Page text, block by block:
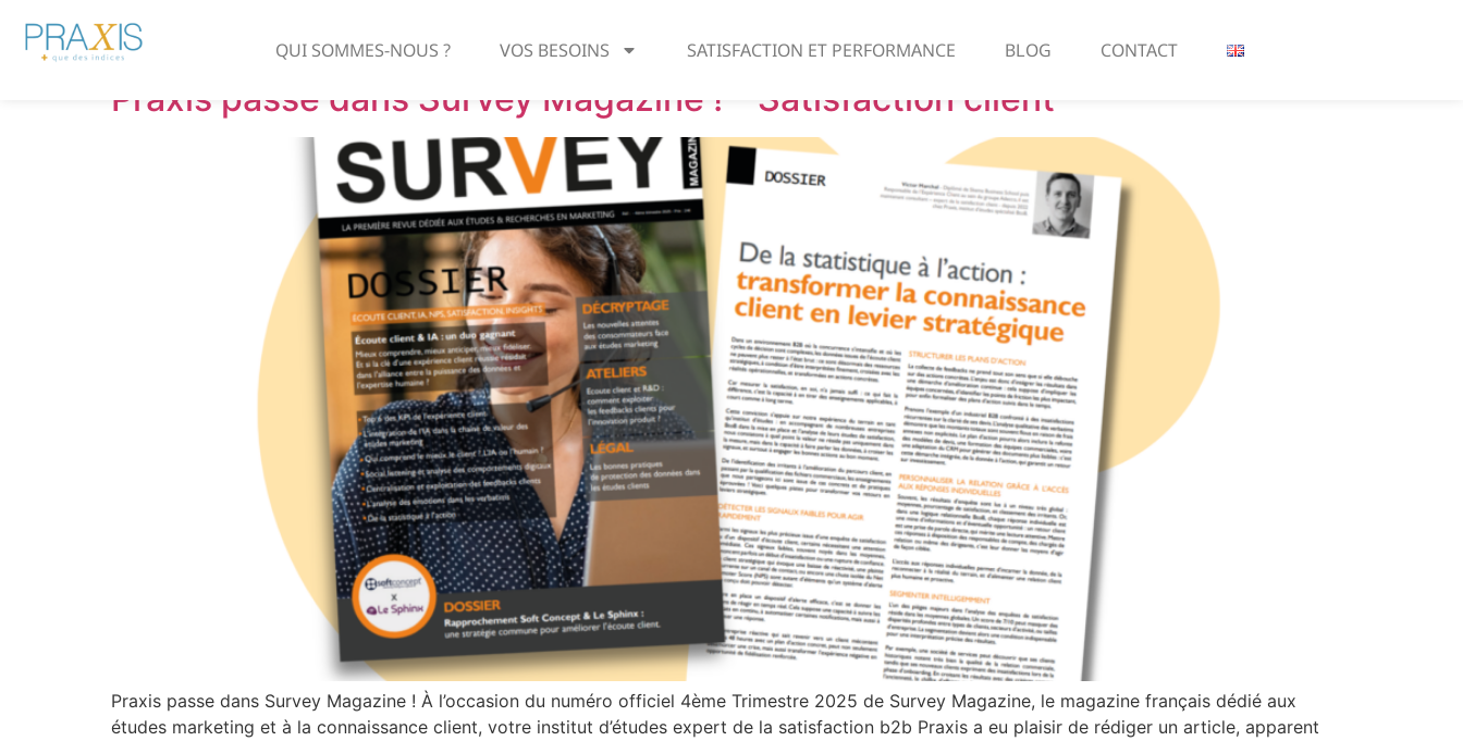
QUI SOMMES-NOUS ? VOS BESOINS SATISFACTION ET PERFORMANCE BLOG CONTACT
Auteur/autrice :Tom Pigeon
Praxis passe dans Survey Magazine ! – Satisfaction client
Praxis passe dans Survey Magazine ! À l’occasion du numéro officiel 4ème Trimestre 2025 de Survey Magazine, le magazine français dédié aux
études marketing et à la connaissance client, votre institut d’études expert de la satisfaction b2b Praxis a eu plaisir de rédiger un article, apparent